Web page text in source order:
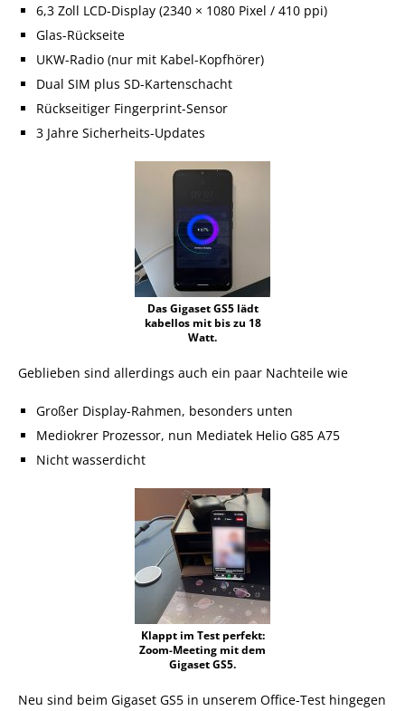
6,3 Zoll LCD-Display (2340 × 1080 Pixel / 410 ppi)
Glas-Rückseite
UKW-Radio (nur mit Kabel-Kopfhörer)
Dual SIM plus SD-Kartenschacht
Rückseitiger Fingerprint-Sensor
3 Jahre Sicherheits-Updates
Das Gigaset GS5 lädt
kabellos mit bis zu 18
Watt.
Geblieben sind allerdings auch ein paar Nachteile wie
Großer Display-Rahmen, besonders unten
Mediokrer Prozessor, nun Mediatek Helio G85 A75
Nicht wasserdicht
Klappt im Test perfekt:
Zoom-Meeting mit dem
Gigaset GS5.
Neu sind beim Gigaset GS5 in unserem Office-Test hingegen